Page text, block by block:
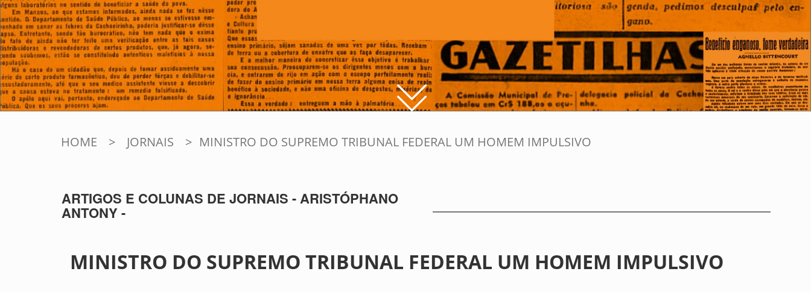
HOME > JORNAIS > MINISTRO DO SUPREMO TRIBUNAL FEDERAL UM HOMEM IMPULSIVO
ARTIGOS E COLUNAS DE JORNAIS - ARISTÓPHANO
ANTONY -
MINISTRO DO SUPREMO TRIBUNAL FEDERAL UM HOMEM IMPULSIVO